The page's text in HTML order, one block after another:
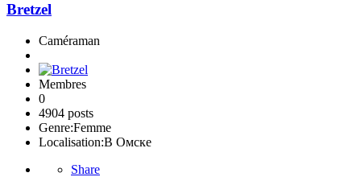
Bretzel
Caméraman
Membres
0
4904 posts
Genre:Femme
Localisation:В Омске
Share